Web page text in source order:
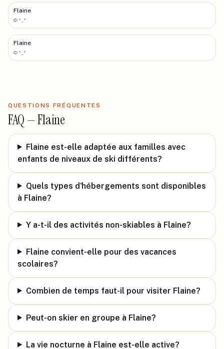
Flaine
© *_*
Flaine
© *_*
QUESTIONS FRÉQUENTES
FAQ —Flaine
Flaine est-elle adaptée aux familles avec
enfants de niveaux de ski différents?
Quels types d'hébergements sont disponibles
à Flaine?
Y a-t-il des activités non-skiables à Flaine?
Flaine convient-elle pour des vacances
scolaires?
Combien de temps faut-il pour visiter Flaine?
Peut-on skier en groupe à Flaine?
La vie nocturne à Flaine est-elle active?